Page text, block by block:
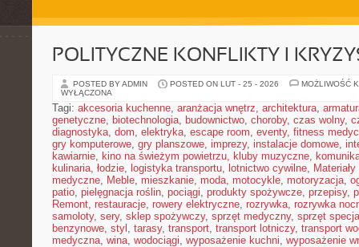
POLITYCZNE KONFLIKTY I
POSTED BY ADMIN POSTED ON LUT - 25 - 2026
MOŻLIWOŚĆ
WYŁĄCZONA
Tagi: akcesoria kuchenne, aranżacja wnętrz, architektura,
genetyczne, biotechnologia, budownictwo, choroby, czas wolny,
diagnostyka, dom, elektryka, escape room, eventy, fitness
gry komputerowe, gry planszowe, imprezy, instalacje domowe,
kawiarnie, kino na świeżym powietrzu, kluby muzyczne,
kulinaria, łodzie, logistyka transportu, lotnictwo cywilne,
medyczne, Meble, mieszkanie, moda, motocykle, motoryzacja,
patio, pielęgnacja roślin, pociągi, produkty spożywcze, przepisy,
Remont, restauracje, rowery elektryczne, rozrywka, rozrywka
samoloty, sery, sklep spożywczy, sprzęt medyczny, sprzęt
benzynowe, styl , tarasy, transport, transport lotniczy, transport
medyczna, wina, wodociągi, wyposażenie kuchni, wyposażenie